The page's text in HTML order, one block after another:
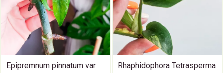
Epipremnum pinnatum var
Rhaphidophora Tetrasperma